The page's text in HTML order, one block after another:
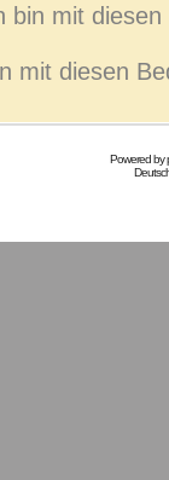
bin mit
mit diesen
Powered by